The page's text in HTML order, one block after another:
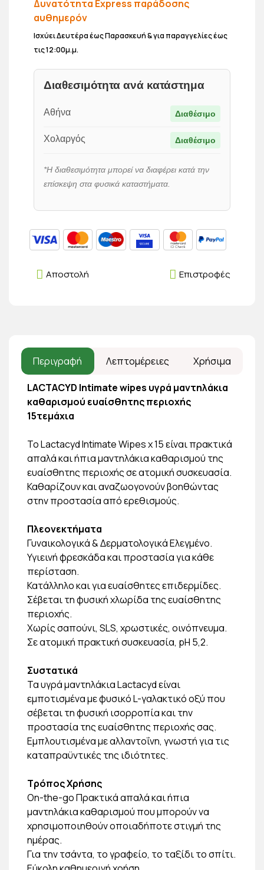
Δυνατότητα Express παράδοσης
αυθημερόν
Ισχύει Δευτέρα έως Παρασκευή & για παραγγελίες έως
τις 12:00μ.μ.
Διαθεσιμότητα ανά κατάστημα
Αθήνα Διαθέσιμο
Χολαργός Διαθέσιμο
*Η διαθεσιμότητα μπορεί να διαφέρει κατά την
επίσκεψη στα φυσικά καταστήματα.
Επιστροφές
Αποστολή
Περιγραφή Λεπτομέρειες Χρήσιμα
LACTACYD Intimate wipes υγρά μαντηλάκια
καθαρισμού ευαίσθητης περιοχής
15τεμάχια
Το Lactacyd Ιntimate Wipes x 15 είναι πρακτικά
απαλά και ήπια μαντηλάκια καθαρισμού της
ευαίσθητης περιοχής σε ατομική συσκευασία.
Καθαρίζουν και αναζωογονούν βοηθώντας
στην προστασία από ερεθισμούς.
Πλεονεκτήματα
Γυναικολογικά & Δερματολογικά Ελεγμένο.
Υγιεινή φρεσκάδα και προστασία για κάθε
περίσταση.
Κατάλληλo και για ευαίσθητες επιδερμίδες.
Σέβεται τη φυσική χλωρίδα της ευαίσθητης
περιοχής.
Χωρίς σαπούνι, SLS, χρωστικές, οινόπνευμα.
Σε ατομική πρακτική συσκευασία, pH 5,2.
Συστατικά
Τα υγρά μαντηλάκια Lactacyd είναι
εμποτισμένα με φυσικό L-γαλακτικό οξύ που
σέβεται τη φυσική ισορροπία και την
προστασία της ευαίσθητης περιοχής σας.
Εμπλουτισμένα με αλλαντοΐνη, γνωστή για τις
καταπραϋντικές της ιδιότητες.
Τρόπος Χρήσης
On-the-go Πρακτικά απαλά και ήπια
μαντηλάκια καθαρισμού που μπορούν να
χρησιμοποιηθούν οποιαδήποτε στιγμή της
ημέρας.
Για την τσάντα, το γραφείο, το ταξίδι το σπίτι.